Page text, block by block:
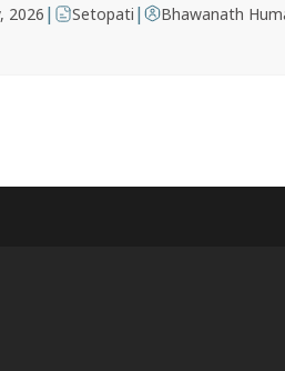
2026 | Setopati | Bhawanath